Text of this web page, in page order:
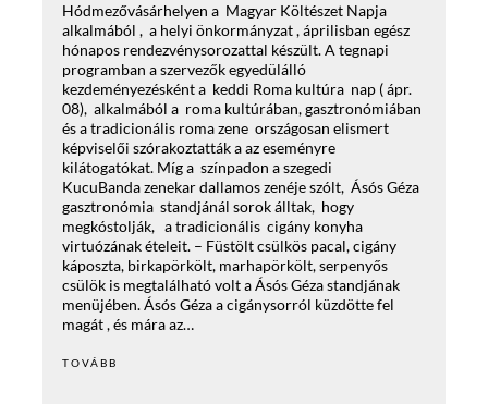
Hódmezővásárhelyen a Magyar Költészet Napja
alkalmából , a helyi önkormányzat , áprilisban egész
hónapos rendezvénysorozattal készült. A tegnapi
programban a szervezők egyedülálló
kezdeményezésként a keddi Roma kultúra nap ( ápr.
08), alkalmából a roma kultúrában, gasztronómiában
és a tradicionális roma zene országosan elismert
képviselői szórakoztatták a az eseményre
kilátogatókat. Míg a színpadon a szegedi
KucuBanda zenekar dallamos zenéje szólt, Ásós Géza
gasztronómia standjánál sorok álltak, hogy
megkóstolják, a tradicionális cigány konyha
virtuózának ételeit. – Füstölt csülkös pacal, cigány
káposzta, birkapörkölt, marhapörkölt, serpenyős
csülök is megtalálható volt a Ásós Géza standjának
menüjében. Ásós Géza a cigánysorról küzdötte fel
magát , és mára az…
TOVÁBB